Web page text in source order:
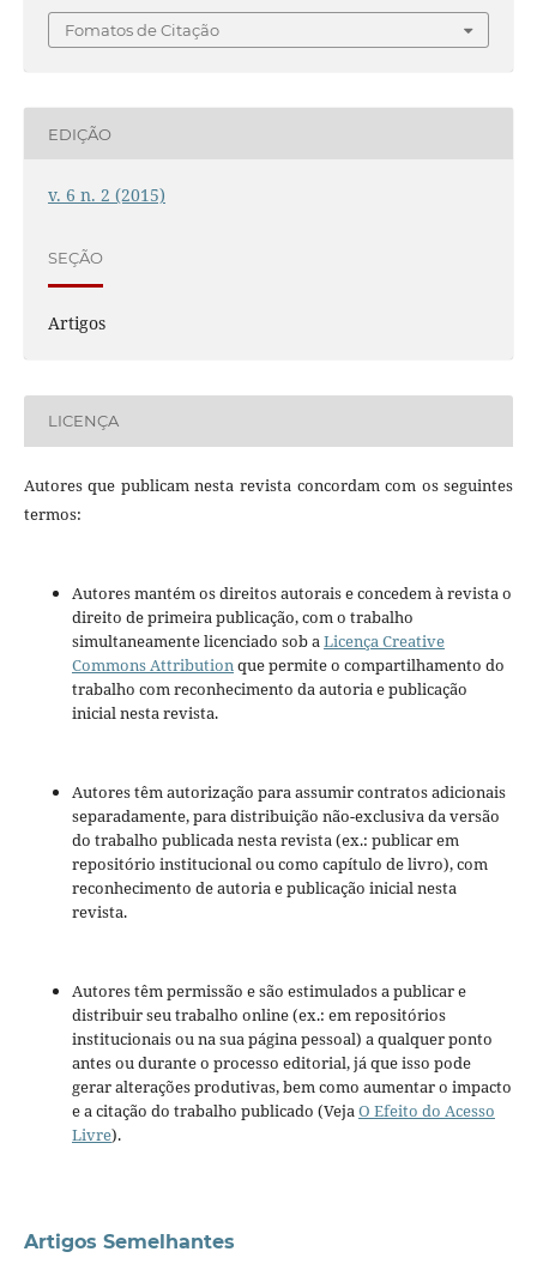
Fomatos de Citação
EDIÇÃO
v. 6 n. 2 (2015)
SEÇÃO
Artigos
LICENÇA
Autores que publicam nesta revista concordam com os seguintes
termos:
Autores mantém os direitos autorais e concedem à revista o
direito de primeira publicação, com o trabalho
simultaneamente licenciado sob a Licença Creative
Commons Attribution que permite o compartilhamento do
trabalho com reconhecimento da autoria e publicação
inicial nesta revista.
Autores têm autorização para assumir contratos adicionais
separadamente, para distribuição não-exclusiva da versão
do trabalho publicada nesta revista (ex.: publicar em
repositório institucional ou como capítulo de livro), com
reconhecimento de autoria e publicação inicial nesta
revista.
Autores têm permissão e são estimulados a publicar e
distribuir seu trabalho online (ex.: em repositórios
institucionais ou na sua página pessoal) a qualquer ponto
antes ou durante o processo editorial, já que isso pode
gerar alterações produtivas, bem como aumentar o impacto
e a citação do trabalho publicado (VejaO Efeito do Acesso
Livre).
Artigos Semelhantes